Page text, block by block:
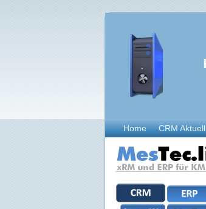
Home CRM Aktuell